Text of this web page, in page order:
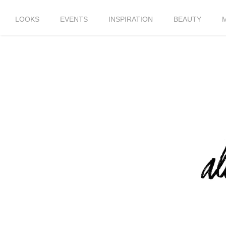
LOOKS EVENTS INSPIRATION BEAUTY